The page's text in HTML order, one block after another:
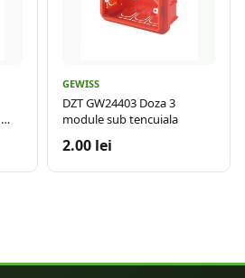
GEWISS
DZT GW24403 Doza 3
module sub tencuiala
2.00 lei